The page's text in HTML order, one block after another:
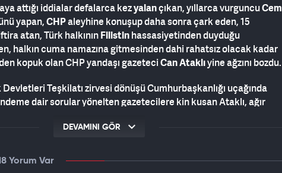
attığı iddialar defalarca kezyalançıkan, yıllarca vurguncuCem
yapan,CHPaleyhine konuşup daha sonra çark eden, 15
atan, Türk halkınınFilistinhassasiyetinden duyduğu
halkın cuma namazına gitmesinden dahi rahatsız olacak kadar
kopuk olan CHP yandaşı gazeteciCan Ataklıyine ağzını bozdu.
Teşkilatı zirvesi dönüşü Cumhurbaşkanlığı uçağında
dair sorular yönelten gazetecilere kin kusan Ataklı, ağır
Adam değiller
DEVAMINI GÖR
Yorum Var